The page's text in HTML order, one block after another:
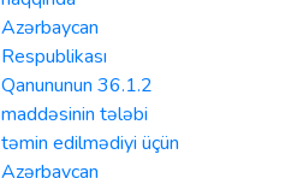
Azərbaycan
Respublikası
Qanununun 36.1.2
maddəsinin tələbi
təmin edilmədiyi üçün
Azərbaycan